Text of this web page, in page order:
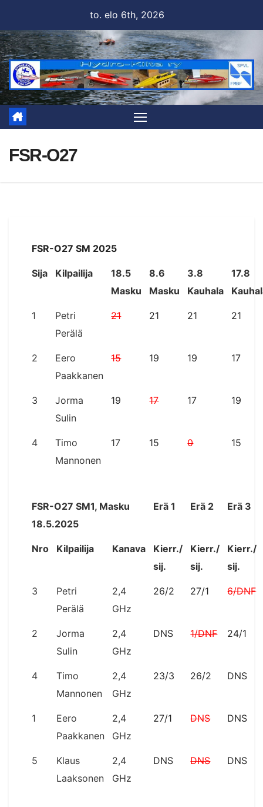
content
to. elo 6th, 2026
FSR-O27
FSR-O27 SM 2025
Sija Kilpailija
18.5
Masku
8.6
Masku
3.8
Kauhala
17.8
1
Petri
Perälä
21 21 21 21
2
Eero
Paakkanen
15 19 19 17
3
Jorma
Sulin
19 17 17 19
4
Timo
Mannonen
17 15 0 15
FSR-O27 SM1, Masku
18.5.2025
Erä 1 Erä 2 Erä 3
Nro Kilpailija Kanava
Kierr./
sij.
Kierr./
sij.
Kierr./
sij.
3
Petri
Perälä
2,4
GHz
26/2 27/1 6/DNF
2
Jorma
Sulin
2,4
GHz
DNS 1/DNF 24/1
4
Timo
Mannonen
2,4
GHz
23/3 26/2 DNS
1
Eero
Paakkanen
2,4
GHz
27/1 DNS DNS
5
Klaus
Laaksonen
2,4
GHz
DNS DNS DNS